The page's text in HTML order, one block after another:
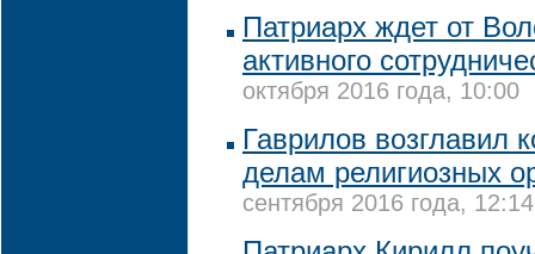
Патриарх ждет от
активного
октября 2016 года, 10:00
Гаврилов возглавил
делам религиозных
сентября 2016 года, 12:14